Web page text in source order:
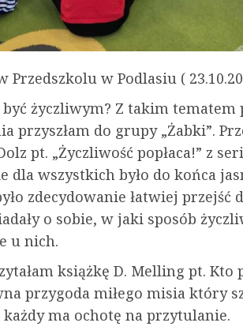
Przedszkolu w Podlasiu (
życzliwym? Z takim tematem
przyszłam do grupy „Żabki”.
pt. „Życzliwość popłaca!” z
dla wszystkich było do końca
zdecydowanie łatwiej przejść
o sobie, w jaki sposób
u nich.
książkę D. Melling pt. Kto
przygoda miłego misia który
każdy ma ochotę na przytulanie.